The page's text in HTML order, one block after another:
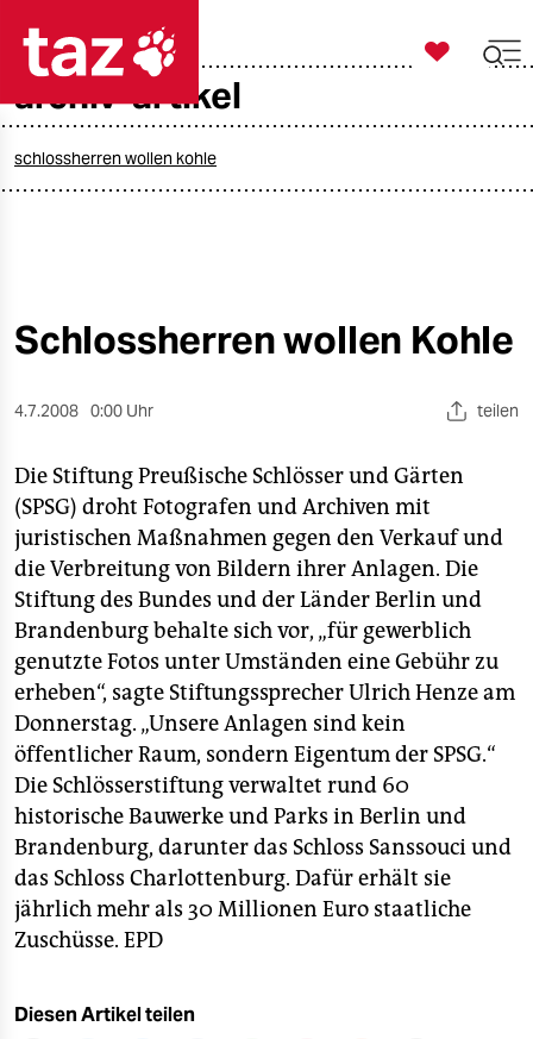
taz zahl ich
öko
sport
berlin
nord
wahrheit
verlag
verlag
veranstaltungen
shop
fragen & hilfe
unterstützen
genossenschaft

taz zahl ich
archiv-artikel
schlossherren wollen kohle
Schlossherren wollen Kohle
4.7.2008 0:00 Uhr teilen
Die Stiftung Preußische Schlösser und Gärten
(SPSG) droht Fotografen und Archiven mit
juristischen Maßnahmen gegen den Verkauf und
die Verbreitung von Bildern ihrer Anlagen. Die
Stiftung des Bundes und der Länder Berlin und
Brandenburg behalte sich vor, „für gewerblich
genutzte Fotos unter Umständen eine Gebühr zu
erheben“, sagte Stiftungssprecher Ulrich Henze am
Donnerstag. „Unsere Anlagen sind kein
öffentlicher Raum, sondern Eigentum der SPSG.“
Die Schlösserstiftung verwaltet rund 60
historische Bauwerke und Parks in Berlin und
Brandenburg, darunter das Schloss Sanssouci und
das Schloss Charlottenburg. Dafür erhält sie
jährlich mehr als 30 Millionen Euro staatliche
Zuschüsse. EPD
Diesen Artikel teilen